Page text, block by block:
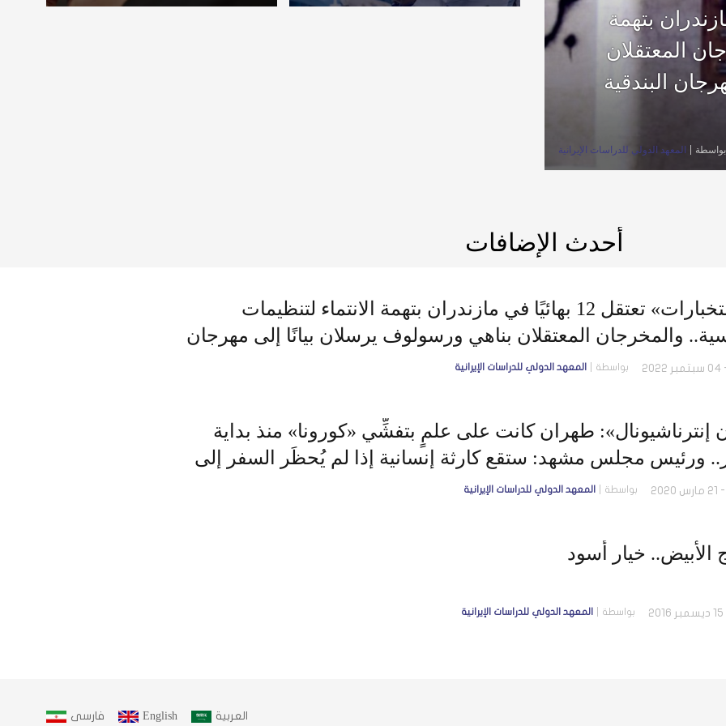
بهائيًا في مازندران بتهمة
المعتقلان
البندقية
بواسطة المعهد الدولي للدراسات الإيرانية
كارثة إنسانية إذا لم يُحظَر السفر
أحدث الإضافات
«الاستخبارات» تعتقل 12 بهائيًا في مازندران بتهمة الانتماء لتنظيمات
والمخرجان المعتقلان بناهي ورسولوف يرسلان بيانًا إلى مهرجان
السينمائيبواسطة المعهد الدولي للدراسات الإيرانية
إنترناشيونال»: طهران كانت على علمٍ بتفشِّي «كورونا» منذ بداية
ورئيس مجلس مشهد: ستقع كارثة إنسانية إذا لم يُحظَر السفر إلى
بواسطة المعهد الدولي للدراسات الإيرانية
الأبيض.. خيار أسود
بواسطة المعهد الدولي للدراسات الإيرانية
العربية English فارسى